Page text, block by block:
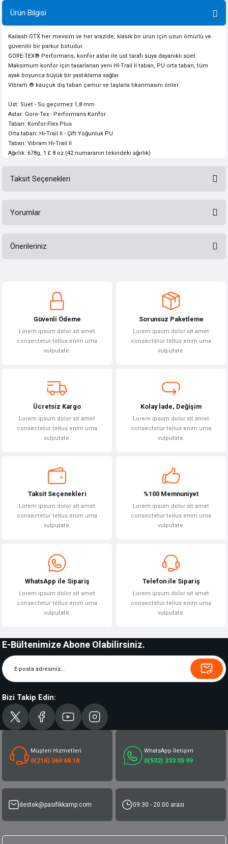
Ürün Bilgisi
Kailash GTX her mevsim ve her arazide, klasik bir ürün için uzun ömürlü ve
güvenilir bir parkur botudur.
GORE-TEX® Performans, konfor astar ile üst tarafı suya dayanıklı süet.
Maksimum konfor için tasarlanan yeni HI-Trail II taban, PU orta taban, tüm
ayak boyunca büyük bir yastıklama sağlar.
Vibram ® kauçuk dış taban çamur ve taşlarla tıkanmasını önler
Üst: Süet - Su geçirmez 1,8 mm
Astar: Gore-Tex - Performans Konfor
Taban: Konfor-Flex Plus
Orta taban: Hi-Trail II - Çift Yoğunluk PU
Taban: Vibram Hi-Trail II
Ağırlık: 678g, 1 £ 8 oz (42 numaranın tekindeki ağırlık)
Taksit Seçenekleri
Yorumlar
Önerileriniz
Görüş ve önerileriniz için teşekkür ederiz.
Ürün açıklamasında eksik bilgiler bulunuyor.
Ürün bilgilerinde hatalar bulunuyor.
Bu ürüne benzer farklı alternatifler olmalı.
Güvenli Ödeme
Lorem ipsum dolor sit amet
consectetur tellus enim urna
vulputate.
Sorunsuz Paketleme
Lorem ipsum dolor sit amet
consectetur tellus enim urna
vulputate.
Ücretsiz Kargo
Lorem ipsum dolor sit amet
consectetur tellus enim urna
vulputate.
Kolay İade, Değişim
Lorem ipsum dolor sit amet
consectetur tellus enim urna
vulputate.
Taksit Seçenekleri
Lorem ipsum dolor sit amet
consectetur tellus enim urna
vulputate.
%100 Memnuniyet
Lorem ipsum dolor sit amet
consectetur tellus enim urna
vulputate.
WhatsApp ile Sipariş
Lorem ipsum dolor sit amet
consectetur tellus enim urna
vulputate.
Telefon ile Sipariş
Lorem ipsum dolor sit amet
consectetur tellus enim urna
vulputate.
E-Bültenimize Abone Olabilirsiniz.
Bizi Takip Edin:
Müşteri Hizmetleri
0(216) 369 68 18
WhatsApp İletişim
0(532) 333 05 99
destek@pasifikkamp.com 09:30 - 20:00 arası